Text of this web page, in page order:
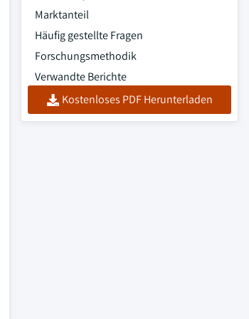
Marktanteil
Häufig gestellte Fragen
Forschungsmethodik
Verwandte Berichte
Kostenloses PDF Herunterladen